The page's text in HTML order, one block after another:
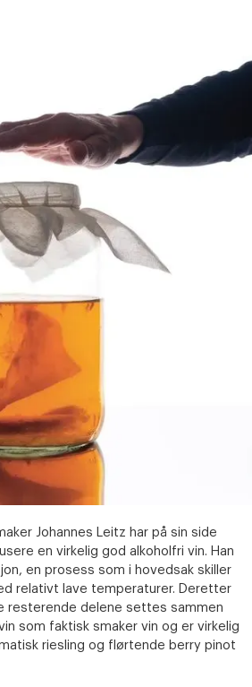
Johannes Leitz har på sin side
en virkelig god alkoholfri vin. Han
en prosess som i hovedsak skiller
relativt lave temperaturer. Deretter
resterende delene settes sammen
som faktisk smaker vin og er virkelig
riesling og flørtende berry pinot